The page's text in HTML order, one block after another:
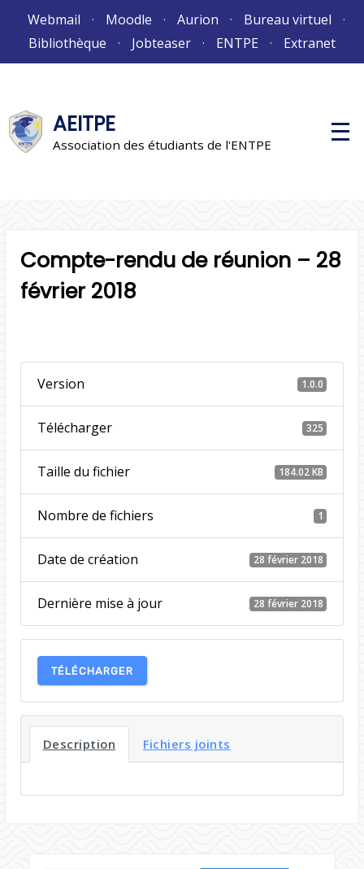
Webmail Moodle Aurion
Bureau virtuel
Bibliothèque
Jobteaser ENTPE Extranet
AEITPE
Association des étudiants de l'ENTPE
M
e
p
Compte-rendu de réunion – 28
février 2018
Version 1.0.0
Télécharger 325
Taille du fichier 184.02 KB
Nombre de fichiers 1
Date de création 28 février 2018
Dernière mise à jour 28 février 2018
TÉLÉCHARGER
Description Fichiers joints